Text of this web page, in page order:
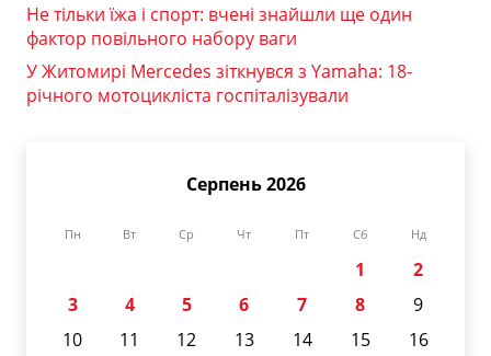
Не тільки їжа і спорт: вчені знайшли ще один
фактор повільного набору ваги
У Житомирі Mercedes зіткнувся з Yamaha: 18-
річного мотоцикліста госпіталізували
Серпень 2026
Пн Вт Ср Чт Пт Сб Нд
1
2
3
4 5 6 7 8
9
10
11 12 13 14 15
16